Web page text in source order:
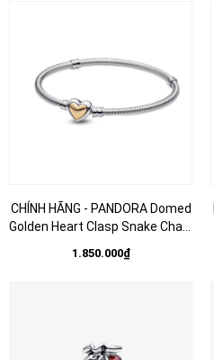
CHÍNH HÃNG - PANDORA Domed
Golden Heart Clasp Snake Chain
Gold) - Vòng/lắc bạc 925, khoá
1.850.000₫